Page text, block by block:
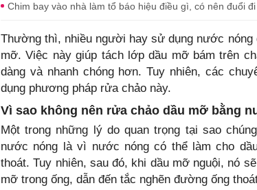
Chim bay vào nhà làm tổ báo hiệu điều gì, có nên đuổi
Thường thì, nhiều người hay sử dụng nước
mỡ. Việc này giúp tách lớp dầu mỡ bám trên
dàng và nhanh chóng hơn. Tuy nhiên, các
dụng phương pháp rửa chảo này.
Vì sao không nên rửa chảo dầu mỡ bằng
Một trong những lý do quan trọng tại sao
nước nóng là vì nước nóng có thể làm cho
thoát. Tuy nhiên, sau đó, khi dầu mỡ nguội, nó
mỡ trong ống, dẫn đến tắc nghẽn đường ống